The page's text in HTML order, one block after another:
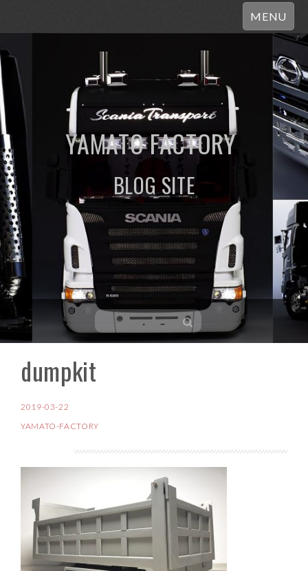
MENU
YAMATO FACTORY
BLOG SITE
dumpkit
2019-03-22
YAMATO-FACTORY